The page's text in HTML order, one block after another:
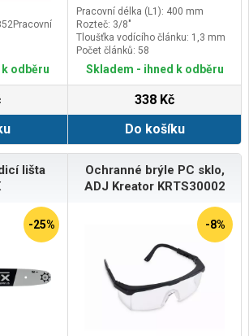
odběru
Pracovní délka (L1): 400 mm
Rozteč: 3/8"
Tloušťka vodícího článku: 1,3 mm
Počet článků: 58
Skladem - ihned k odběru
338 Kč
Do košíku
lišta
-25%
Ochranné brýle PC sklo,
ADJ Kreator KRTS30002
-8%